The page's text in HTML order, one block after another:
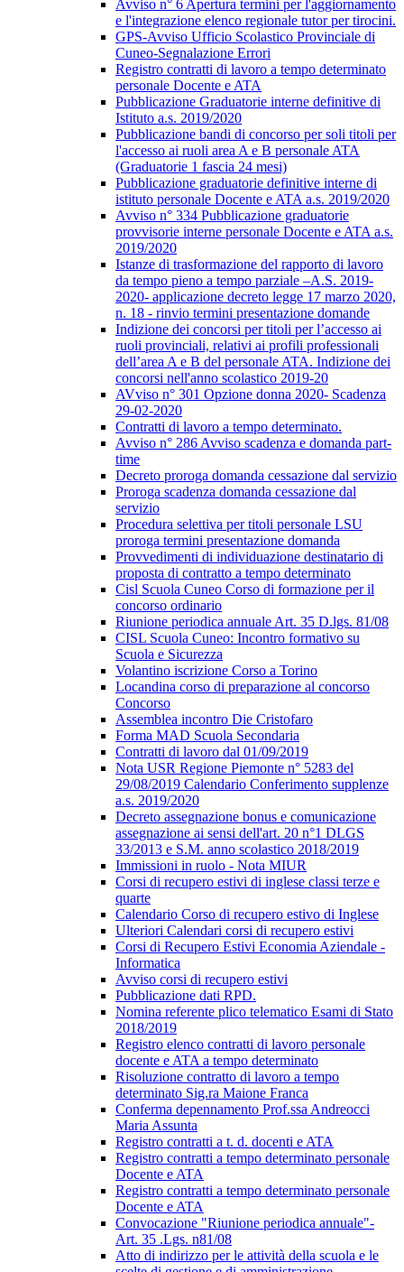
Avviso n° 6 Apertura termini per l'aggiornamento
e l'integrazione elenco regionale tutor per tirocini.
GPS-Avviso Ufficio Scolastico Provinciale di
Cuneo-Segnalazione Errori
Registro contratti di lavoro a tempo determinato
personale Docente e ATA
Pubblicazione Graduatorie interne definitive di
Istituto a.s. 2019/2020
Pubblicazione bandi di concorso per soli titoli per
l'accesso ai ruoli area A e B personale ATA
(Graduatorie 1 fascia 24 mesi)
Pubblicazione graduatorie definitive interne di
istituto personale Docente e ATA a.s. 2019/2020
Avviso n° 334 Pubblicazione graduatorie
provvisorie interne personale Docente e ATA a.s.
2019/2020
Istanze di trasformazione del rapporto di lavoro
da tempo pieno a tempo parziale –A.S. 2019-
2020- applicazione decreto legge 17 marzo 2020,
n. 18 - rinvio termini presentazione domande
Indizione dei concorsi per titoli per l’accesso ai
ruoli provinciali, relativi ai profili professionali
dell’area A e B del personale ATA. Indizione dei
concorsi nell'anno scolastico 2019-20
AVviso n° 301 Opzione donna 2020- Scadenza
29-02-2020
Contratti di lavoro a tempo determinato.
Avviso n° 286 Avviso scadenza e domanda part-
time
Decreto proroga domanda cessazione dal servizio
Proroga scadenza domanda cessazione dal
servizio
Procedura selettiva per titoli personale LSU
proroga termini presentazione domanda
Provvedimenti di individuazione destinatario di
proposta di contratto a tempo determinato
Cisl Scuola Cuneo Corso di formazione per il
concorso ordinario
Riunione periodica annuale Art. 35 D.lgs. 81/08
CISL Scuola Cuneo: Incontro formativo su
Scuola e Sicurezza
Volantino iscrizione Corso a Torino
Locandina corso di preparazione al concorso
Concorso
Assemblea incontro Die Cristofaro
Forma MAD Scuola Secondaria
Contratti di lavoro dal 01/09/2019
Nota USR Regione Piemonte n° 5283 del
29/08/2019 Calendario Conferimento supplenze
a.s. 2019/2020
Decreto assegnazione bonus e comunicazione
assegnazione ai sensi dell'art. 20 n°1 DLGS
33/2013 e S.M. anno scolastico 2018/2019
Immissioni in ruolo - Nota MIUR
Corsi di recupero estivi di inglese classi terze e
quarte
Calendario Corso di recupero estivo di Inglese
Ulteriori Calendari corsi di recupero estivi
Corsi di Recupero Estivi Economia Aziendale -
Informatica
Avviso corsi di recupero estivi
Pubblicazione dati RPD.
Nomina referente plico telematico Esami di Stato
2018/2019
Registro elenco contratti di lavoro personale
docente e ATA a tempo determinato
Risoluzione contratto di lavoro a tempo
determinato Sig.ra Maione Franca
Conferma depennamento Prof.ssa Andreocci
Maria Assunta
Registro contratti a t. d. docenti e ATA
Registro contratti a tempo determinato personale
Docente e ATA
Registro contratti a tempo determinato personale
Docente e ATA
Convocazione "Riunione periodica annuale"-
Art. 35 .Lgs. n81/08
Atto di indirizzo per le attività della scuola e le